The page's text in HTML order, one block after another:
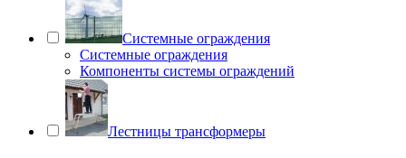
Системные ограждения
Системные ограждения
Компоненты системы ограждений
Лестницы трансформеры